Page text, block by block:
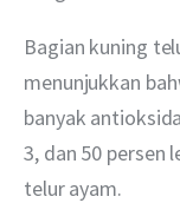
Bagian kuning
menunjukkan
banyak
3, dan 50 persen
telur ayam.